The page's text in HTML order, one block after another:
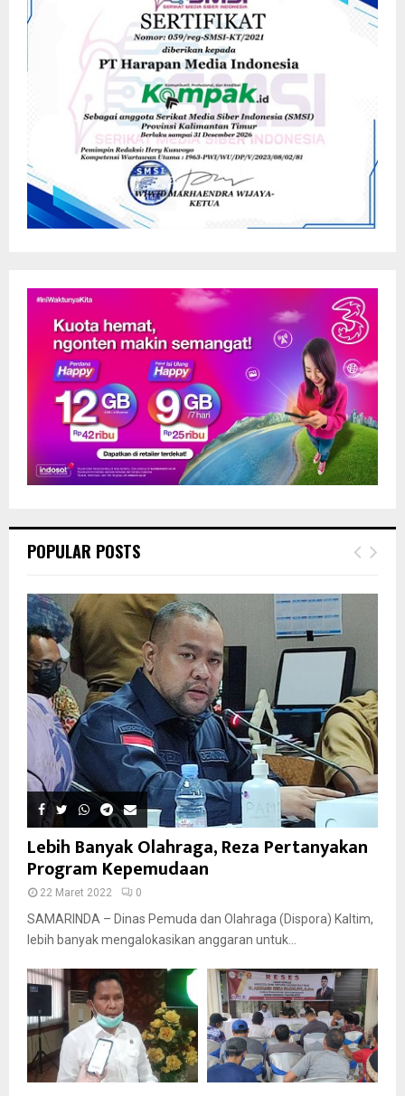
POPULAR POSTS
Lebih Banyak Olahraga, Reza Pertanyakan
Program Kepemudaan
22 Maret 2022 0
SAMARINDA – Dinas Pemuda dan Olahraga (Dispora) Kaltim,
lebih banyak mengalokasikan anggaran untuk...